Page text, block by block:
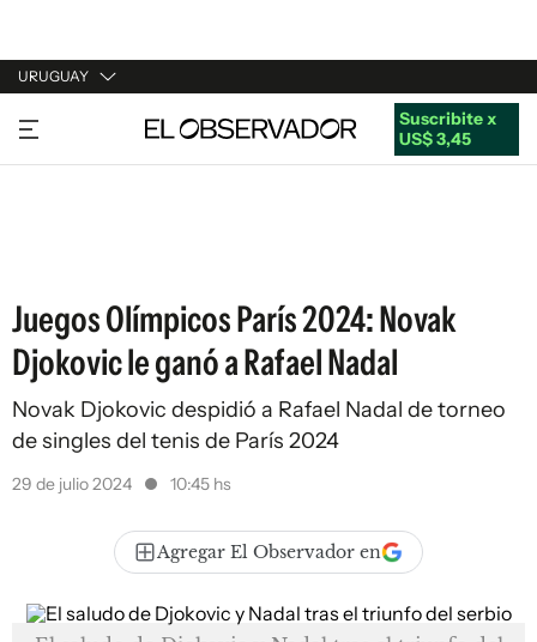
URUGUAY
URUGUAY
ARGENTINA
Suscribite x
US$ 3,45
Juegos Olímpicos París 2024: Novak
Djokovic le ganó a Rafael Nadal
Novak Djokovic despidió a Rafael Nadal de torneo
de singles del tenis de París 2024
29 de julio 2024 10:45 hs
Agregar El Observador en